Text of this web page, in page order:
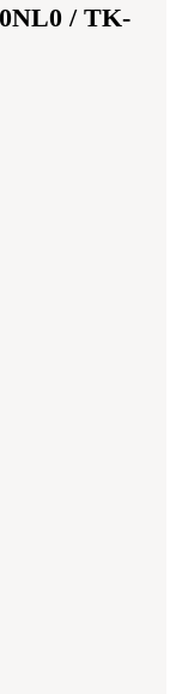
/ TK-